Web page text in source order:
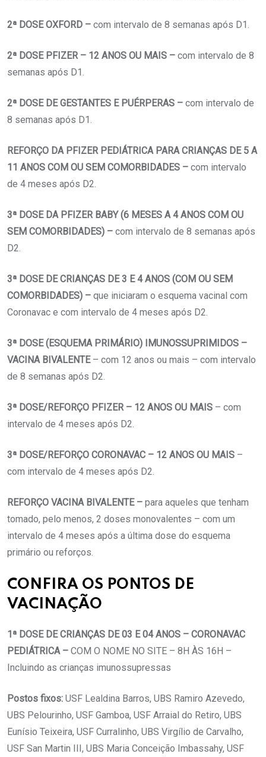
2ª DOSE OXFORD – com intervalo de 8 semanas após D1.
2ª DOSE PFIZER – 12 ANOS OU MAIS – com intervalo de 8
semanas após D1.
2ª DOSE DE GESTANTES E PUÉRPERAS – com intervalo de
8 semanas após D1.
REFORÇO DA PFIZER PEDIÁTRICA PARA CRIANÇAS DE 5 A
11 ANOS COM OU SEM COMORBIDADES – com intervalo
de 4 meses após D2.
3ª DOSE DA PFIZER BABY (6 MESES A 4 ANOS COM OU
SEM COMORBIDADES) – com intervalo de 8 semanas após
D2.
3ª DOSE DE CRIANÇAS DE 3 E 4 ANOS (COM OU SEM
COMORBIDADES) – que iniciaram o esquema vacinal com
Coronavac e com intervalo de 4 meses após D2.
3ª DOSE (ESQUEMA PRIMÁRIO) IMUNOSSUPRIMIDOS –
VACINA BIVALENTE – com 12 anos ou mais – com intervalo
de 8 semanas após D2.
3ª DOSE/REFORÇO PFIZER – 12 ANOS OU MAIS – com
intervalo de 4 meses após D2.
3ª DOSE/REFORÇO CORONAVAC – 12 ANOS OU MAIS –
com intervalo de 4 meses após D2.
REFORÇO VACINA BIVALENTE – para aqueles que tenham
tomado, pelo menos, 2 doses monovalentes – com um
intervalo de 4 meses após a última dose do esquema
primário ou reforços.
CONFIRA OS PONTOS DE
VACINAÇÃO
1ª DOSE DE CRIANÇAS DE 03 E 04 ANOS – CORONAVAC
PEDIÁTRICA – COM O NOME NO SITE – 8H ÀS 16H –
Incluindo as crianças imunossupressas
Postos fixos: USF Lealdina Barros, UBS Ramiro Azevedo,
UBS Pelourinho, USF Gamboa, USF Arraial do Retiro, UBS
Eunísio Teixeira, USF Curralinho, UBS Virgílio de Carvalho,
USF San Martin III, UBS Maria Conceição Imbassahy, USF